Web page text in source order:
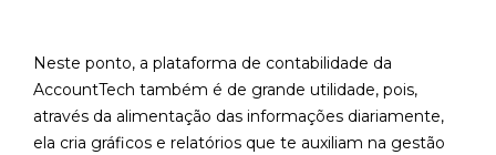
Neste ponto, a plataforma de contabilidade da
AccountTech também é de grande utilidade, pois,
através da alimentação das informações diariamente,
ela cria gráficos e relatórios que te auxiliam na gestão